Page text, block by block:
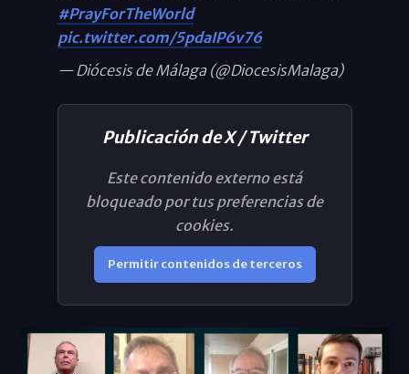
#PrayForTheWorld
pic.twitter.com/5pdaIP6v76
— Diócesis de Málaga (@DiocesisMalaga)
Publicación de X / Twitter
Este contenido externo está
bloqueado por tus preferencias de
cookies.
Permitir contenidos de terceros